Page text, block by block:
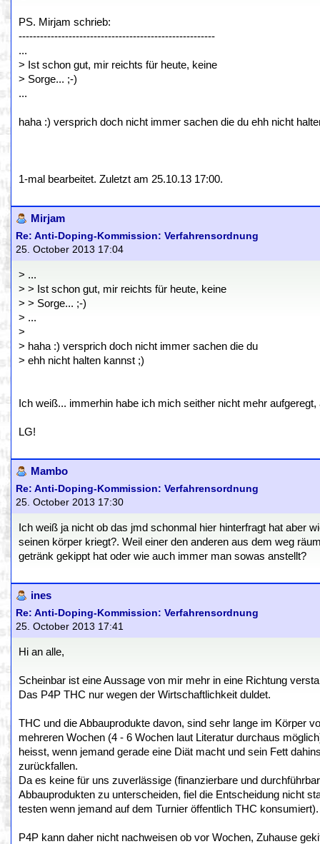
PS. Mirjam schrieb:
-------------------------------------------------------
...
> Ist schon gut, mir reichts für heute, keine
> Sorge... ;-)
...
haha :) versprich doch nicht immer sachen die du ehh nicht
1-mal bearbeitet. Zuletzt am 25.10.13 17:00.
Mirjam
Re: Anti-Doping-Kommission: Verfahrensordnung
25. October 2013 17:04
> ...
> > Ist schon gut, mir reichts für heute, keine
> > Sorge... ;-)
> ...
>
> haha :) versprich doch nicht immer sachen die du
> ehh nicht halten kannst ;)
Ich weiß... immerhin habe ich mich seither nicht mehr
LG!
Mambo
Re: Anti-Doping-Kommission: Verfahrensordnung
25. October 2013 17:30
Ich weiß ja nicht ob das jmd schonmal hier hinterfragt hat aber
seinen körper kriegt?. Weil einer den anderen aus dem weg
getränk gekippt hat oder wie auch immer man sowas anstellt?
ines
Re: Anti-Doping-Kommission: Verfahrensordnung
25. October 2013 17:41
Hi an alle,
Scheinbar ist eine Aussage von mir mehr in eine Richtung
Das P4P THC nur wegen der Wirtschaftlichkeit duldet.
THC und die Abbauprodukte davon, sind sehr lange im Körper
mehreren Wochen (4 - 6 Wochen laut Literatur durchaus
heisst, wenn jemand gerade eine Diät macht und sein Fett
zurückfallen.
Da es keine für uns zuverlässige (finanzierbare und
Abbauprodukten zu unterscheiden, fiel die Entscheidung nicht
testen wenn jemand auf dem Turnier öffentlich THC konsumiert).
P4P kann daher nicht nachweisen ob vor Wochen, Zuhause